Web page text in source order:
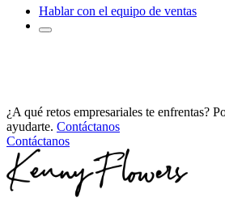
Hablar con el equipo de ventas
¿A qué retos empresariales te enfrentas?
ayudarte. Contáctanos
Contáctanos